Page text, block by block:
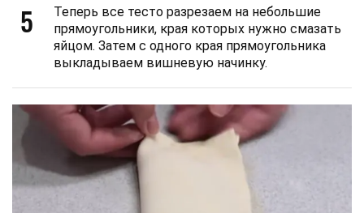
5
Теперь все тесто разрезаем на небольшие
прямоугольники, края которых нужно смазать
яйцом. Затем с одного края прямоугольника
выкладываем вишневую начинку.